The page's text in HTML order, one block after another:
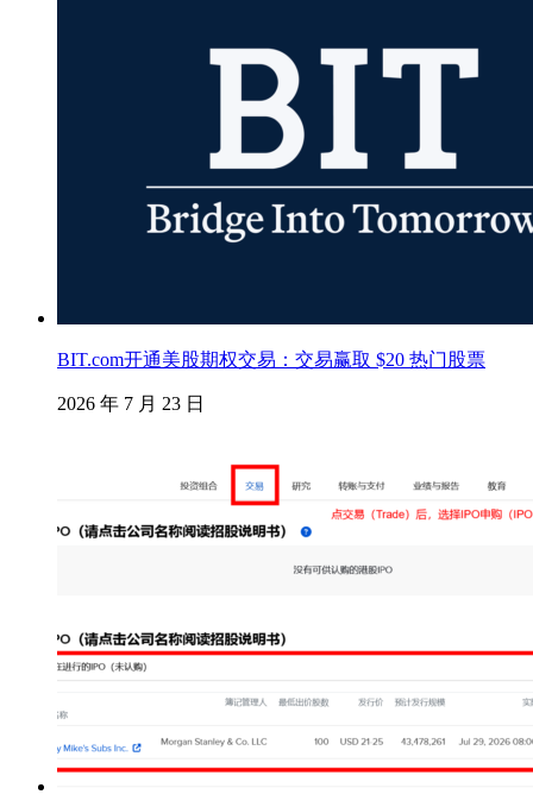
BIT.com开通美股期权交易：交易赢取 $20 热门股票
2026 年 7 月 23 日